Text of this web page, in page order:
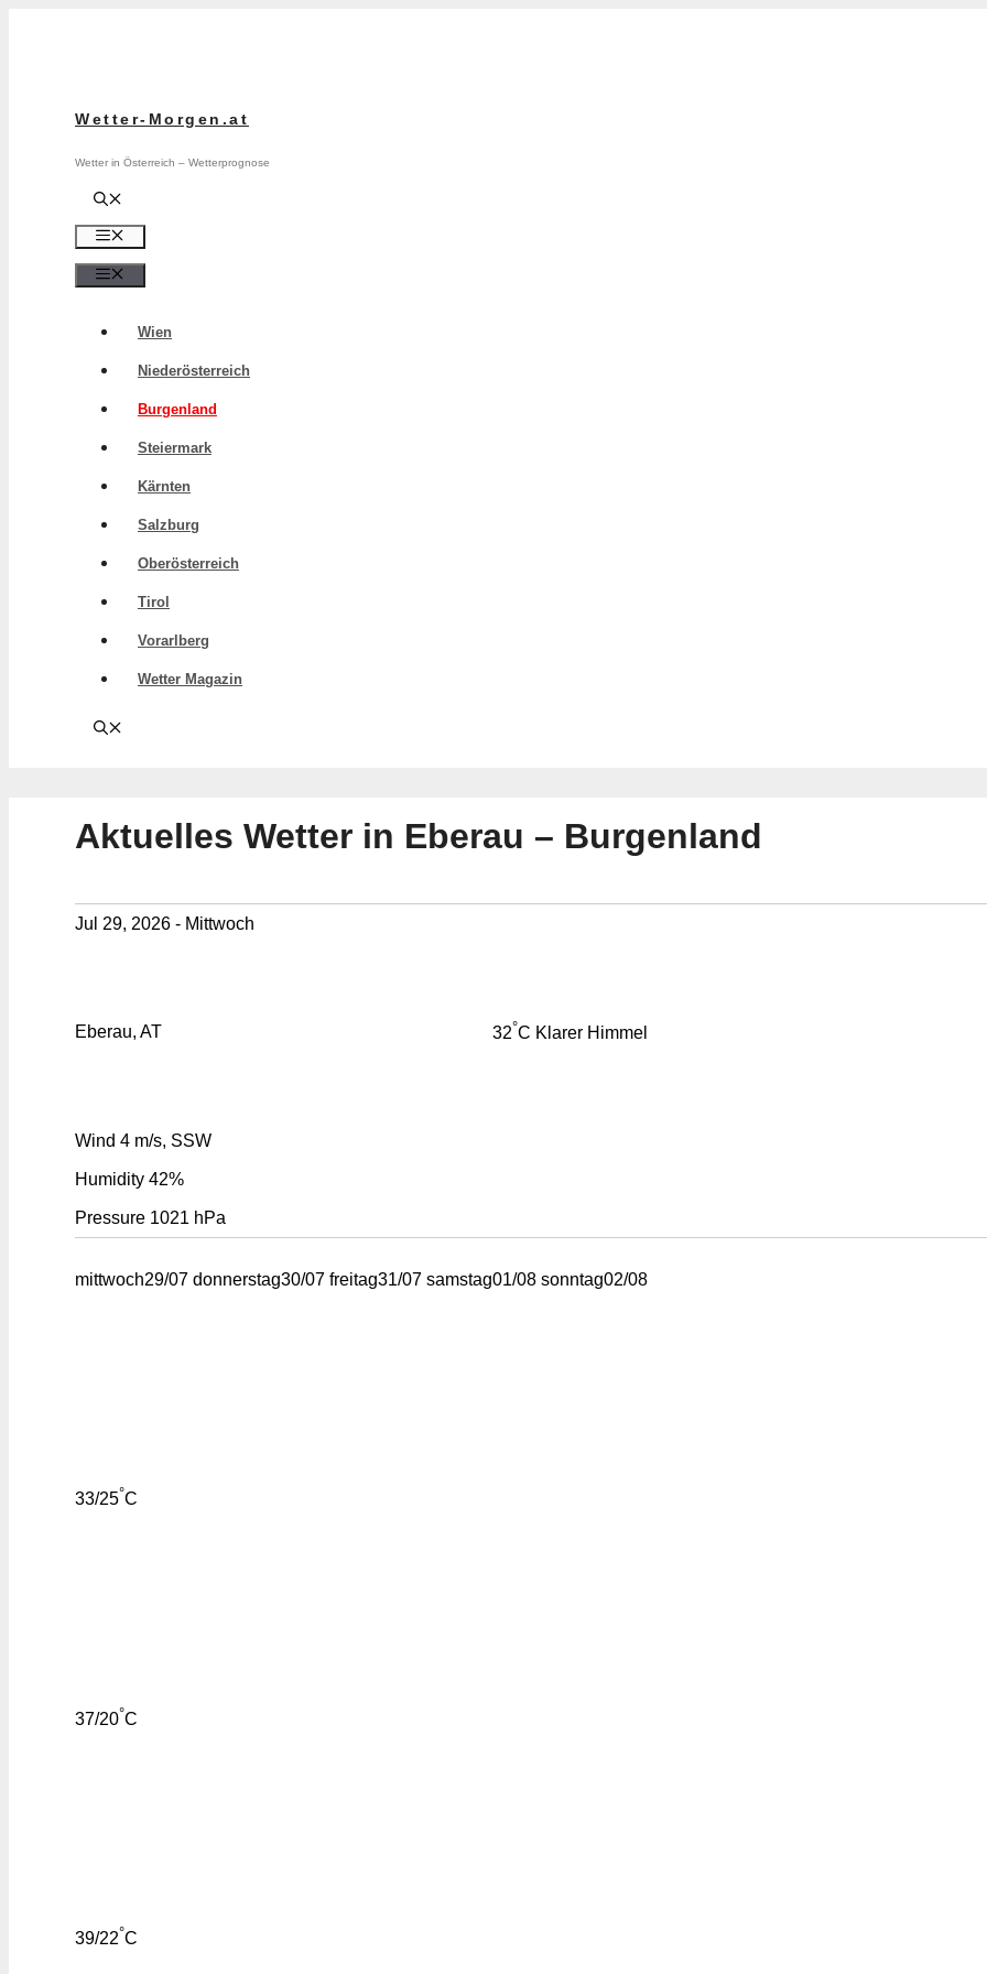
Wetter-Morgen.at
Wetter in Österreich – Wetterprognose
Wien
Niederösterreich
Burgenland
Steiermark
Kärnten
Salzburg
Oberösterreich
Tirol
Vorarlberg
Wetter Magazin
Aktuelles Wetter in Eberau – Burgenland
Jul 29, 2026 - Mittwoch
Eberau, AT 32°C Klarer Himmel
Wind 4 m/s, SSW
Humidity 42%
Pressure 1021 hPa
mittwoch29/07 donnerstag30/07 freitag31/07 samstag01/08 sonntag02/08
33/25°C
37/20°C
39/22°C